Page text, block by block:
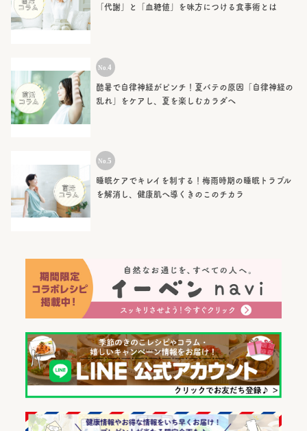
「代謝」と「血糖値」を味方につける食事術とは
酷暑で自律神経がピンチ！夏バテの原因「自律神経の
乱れ」をケアし、夏を楽しむカラダへ
睡眠ケアでキレイを制する！梅雨時期の睡眠トラブル
を解消し、健康肌へ導くきのこのチカラ